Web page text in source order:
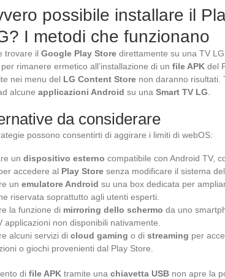
possibile installare il
I metodi che funzionano
trovare il Google Play Store direttamente su una TV
rimanere ermetico all’installazione di un file APK del
nei menu del LG Content Store non daranno risultati.
alcune applicazioni Android su una Smart TV LG
da considerare
possono consentirti di aggirare i limiti di webOS:
un dispositivo esterno compatibile con Android TV,
accedere al Play Store senza modificare il sistema
un emulatore Android su una box dedicata per
riservata soprattutto agli utenti esperti.
la funzione di mirroring dello schermo da uno
applicazioni non disponibili nativamente.
alcuni servizi di cloud gaming o di streaming per
o giochi provenienti dal Play Store.
di file APK tramite una chiavetta USB non apre la